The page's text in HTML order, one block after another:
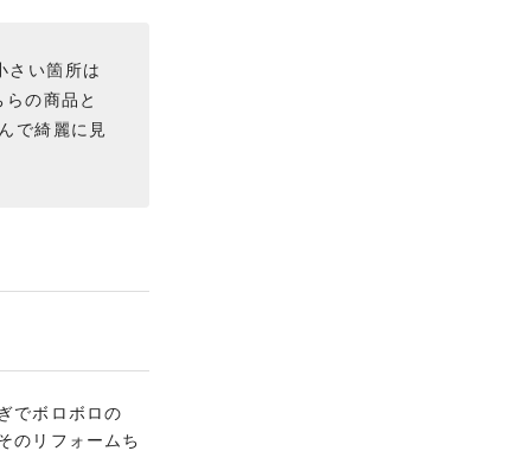
さい箇所は
の商品と
で綺麗に見
でボロボロの
のリフォームち